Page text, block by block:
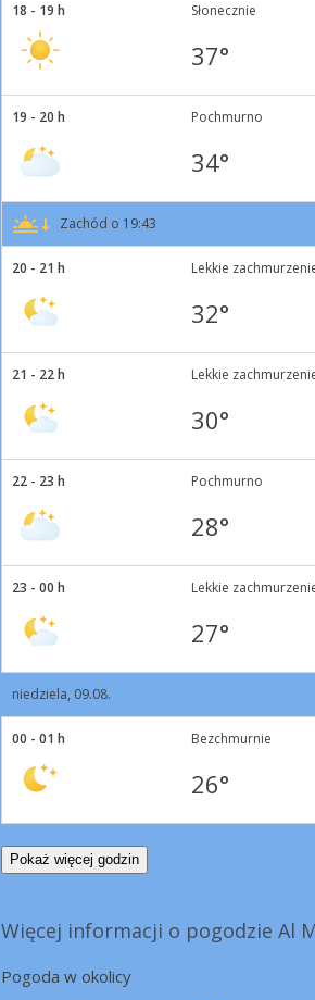
18 - 19 h Słonecznie
37°
19 - 20 h Pochmurno
34°
Zachód o 19:43
20 - 21 h Lekkie
32°
21 - 22 h Lekkie
30°
22 - 23 h Pochmurno
28°
23 - 00 h Lekkie
27°
niedziela, 09.08.
00 - 01 h Bezchmurnie
26°
Pokaż więcej godzin
Więcej informacji o pogodzie Al
Pogoda w okolicy